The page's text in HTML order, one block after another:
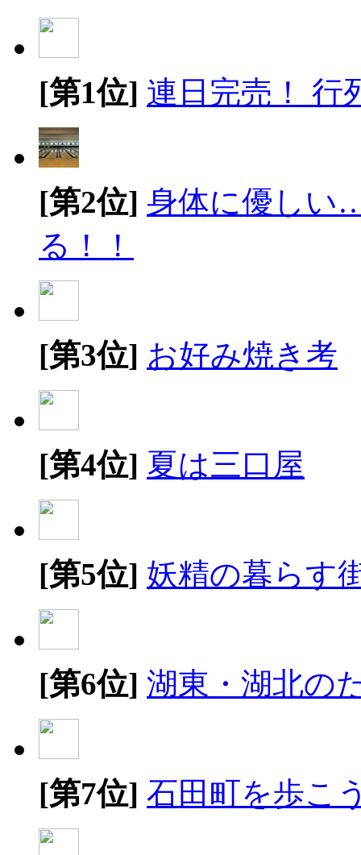
[第1位] 連日完売！ 行
[第2位] 身体に優しい
る！！
[第3位] お好み焼き考
[第4位] 夏は三口屋
[第5位] 妖精の暮らす
[第6位] 湖東・湖北の
[第7位] 石田町を歩こ